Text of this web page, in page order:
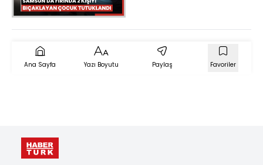
Ana Sayfa Yazı Boyutu Paylaş Favoriler